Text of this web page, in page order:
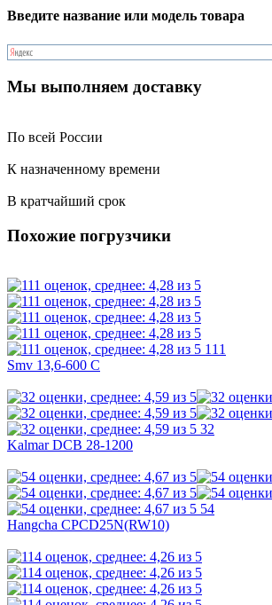
Введите название или модель товара
Мы выполняем доставку
По всей России
К назначенному времени
В кратчайший срок
Похожие погрузчики
111
Smv 13,6-600 C
32
Kalmar DCB 28-1200
54
Hangcha CPCD25N(RW10)